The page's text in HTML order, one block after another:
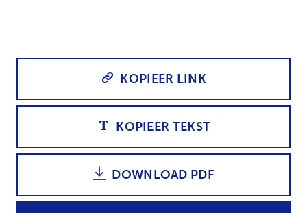
KOPIEER LINK
KOPIEER TEKST
DOWNLOAD PDF